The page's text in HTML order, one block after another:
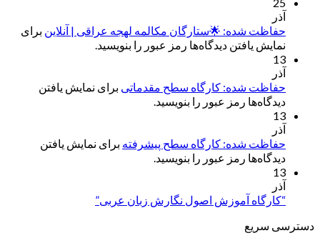
آذر
حفاظت شده: 🌟ستارگان مکالمه لهجه عراقی | آنلاین برای
نمایش یافتن دیدگاه‌ها رمز عبور را بنویسید.
13
آذر
حفاظت شده: کارگاه سطح مقدماتی برای نمایش یافتن
دیدگاه‌ها رمز عبور را بنویسید.
13
آذر
حفاظت شده: کارگاه سطح پیشرفته برای نمایش یافتن
دیدگاه‌ها رمز عبور را بنویسید.
13
آذر
“کارگاه آموزش اصول نگارش زبان عربی”
دسترسی سریع